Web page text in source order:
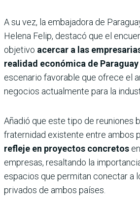
A su vez, la embajadora de
Helena Felip, destacó que el
objetivo acercar a las
realidad económica de Paraguay
escenario favorable que ofrece el
negocios actualmente para la
Añadió que este tipo de reuniones
fraternidad existente entre ambos
refleje en proyectos concretos
empresas, resaltando la
espacios que permitan conectar a
privados de ambos países.